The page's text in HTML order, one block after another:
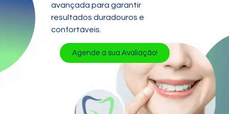
avançada para garantir
resultados duradouros e
confortáveis.
Agende a sua Avaliação!